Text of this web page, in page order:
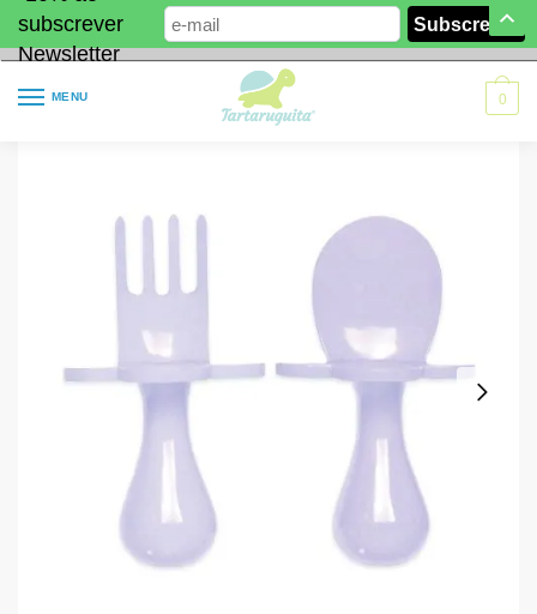
subscrever
Newsletter
MENU 0